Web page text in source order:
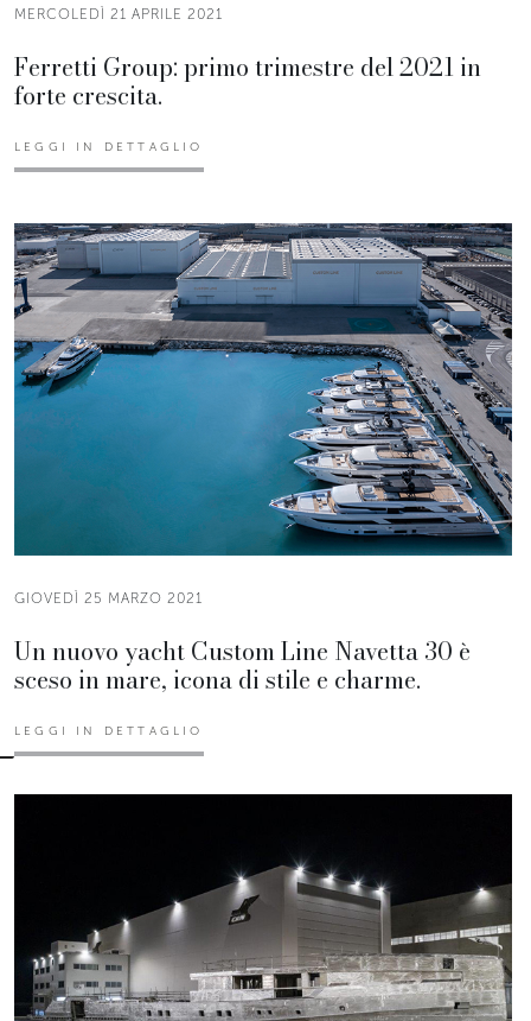
MERCOLEDÌ 21 APRILE 2021
Ferretti Group: primo trimestre del 2021 in
forte crescita.
LEGGI IN DETTAGLIO
GIOVEDÌ 25 MARZO 2021
Un nuovo yacht Custom Line Navetta 30 è
sceso in mare, icona di stile e charme.
LEGGI IN DETTAGLIO